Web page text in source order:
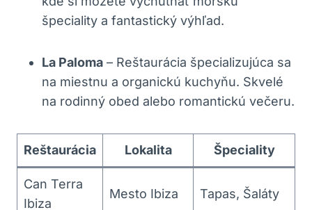
špeciality a fantastický výhľad.
La Paloma – Reštaurácia špecializujúca sa
na miestnu a organickú kuchyňu. Skvelé
na rodinný obed alebo romantickú večeru.
Reštaurácia Lokalita Špeciality
Can Terra
Ibiza
Mesto Ibiza Tapas, Šaláty